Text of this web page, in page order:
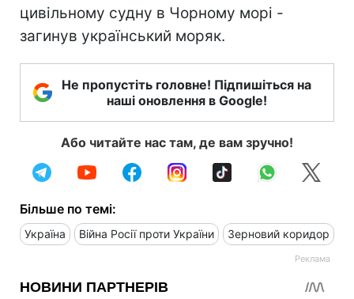
цивільному судну в Чорному морі -
загинув український моряк.
Не пропустіть головне! Підпишіться на
наші оновлення в Google!
Або читайте нас там, де вам зручно!
Більше по темі:
Україна Війна Росії проти України Зерновий коридор